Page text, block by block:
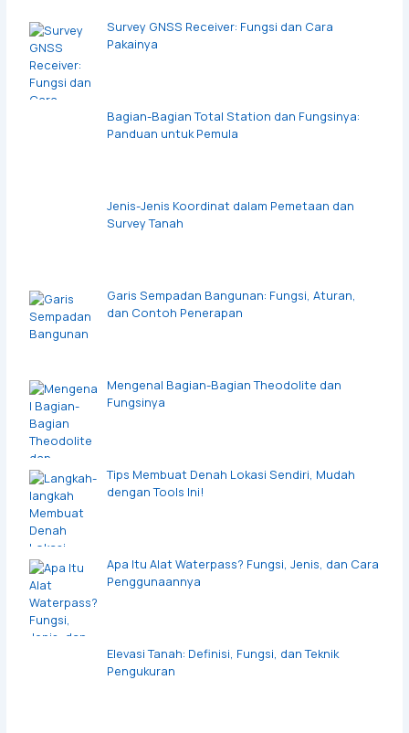
Survey GNSS Receiver: Fungsi dan Cara
Pakainya
Bagian-Bagian Total Station dan Fungsinya:
Panduan untuk Pemula
Jenis-Jenis Koordinat dalam Pemetaan dan
Survey Tanah
Garis Sempadan Bangunan: Fungsi, Aturan,
dan Contoh Penerapan
Mengenal Bagian-Bagian Theodolite dan
Fungsinya
Tips Membuat Denah Lokasi Sendiri, Mudah
dengan Tools Ini!
Apa Itu Alat Waterpass? Fungsi, Jenis, dan Cara
Penggunaannya
Elevasi Tanah: Definisi, Fungsi, dan Teknik
Pengukuran